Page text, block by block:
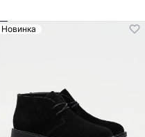
Новинка